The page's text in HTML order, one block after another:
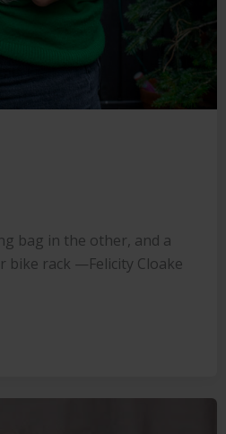
bag in the other, and a
bike rack —Felicity Cloake